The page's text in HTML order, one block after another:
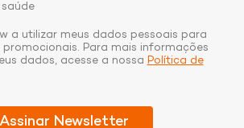
a utilizar meus dados pessoais para
Para mais informações
dados, acesse a nossa Política de